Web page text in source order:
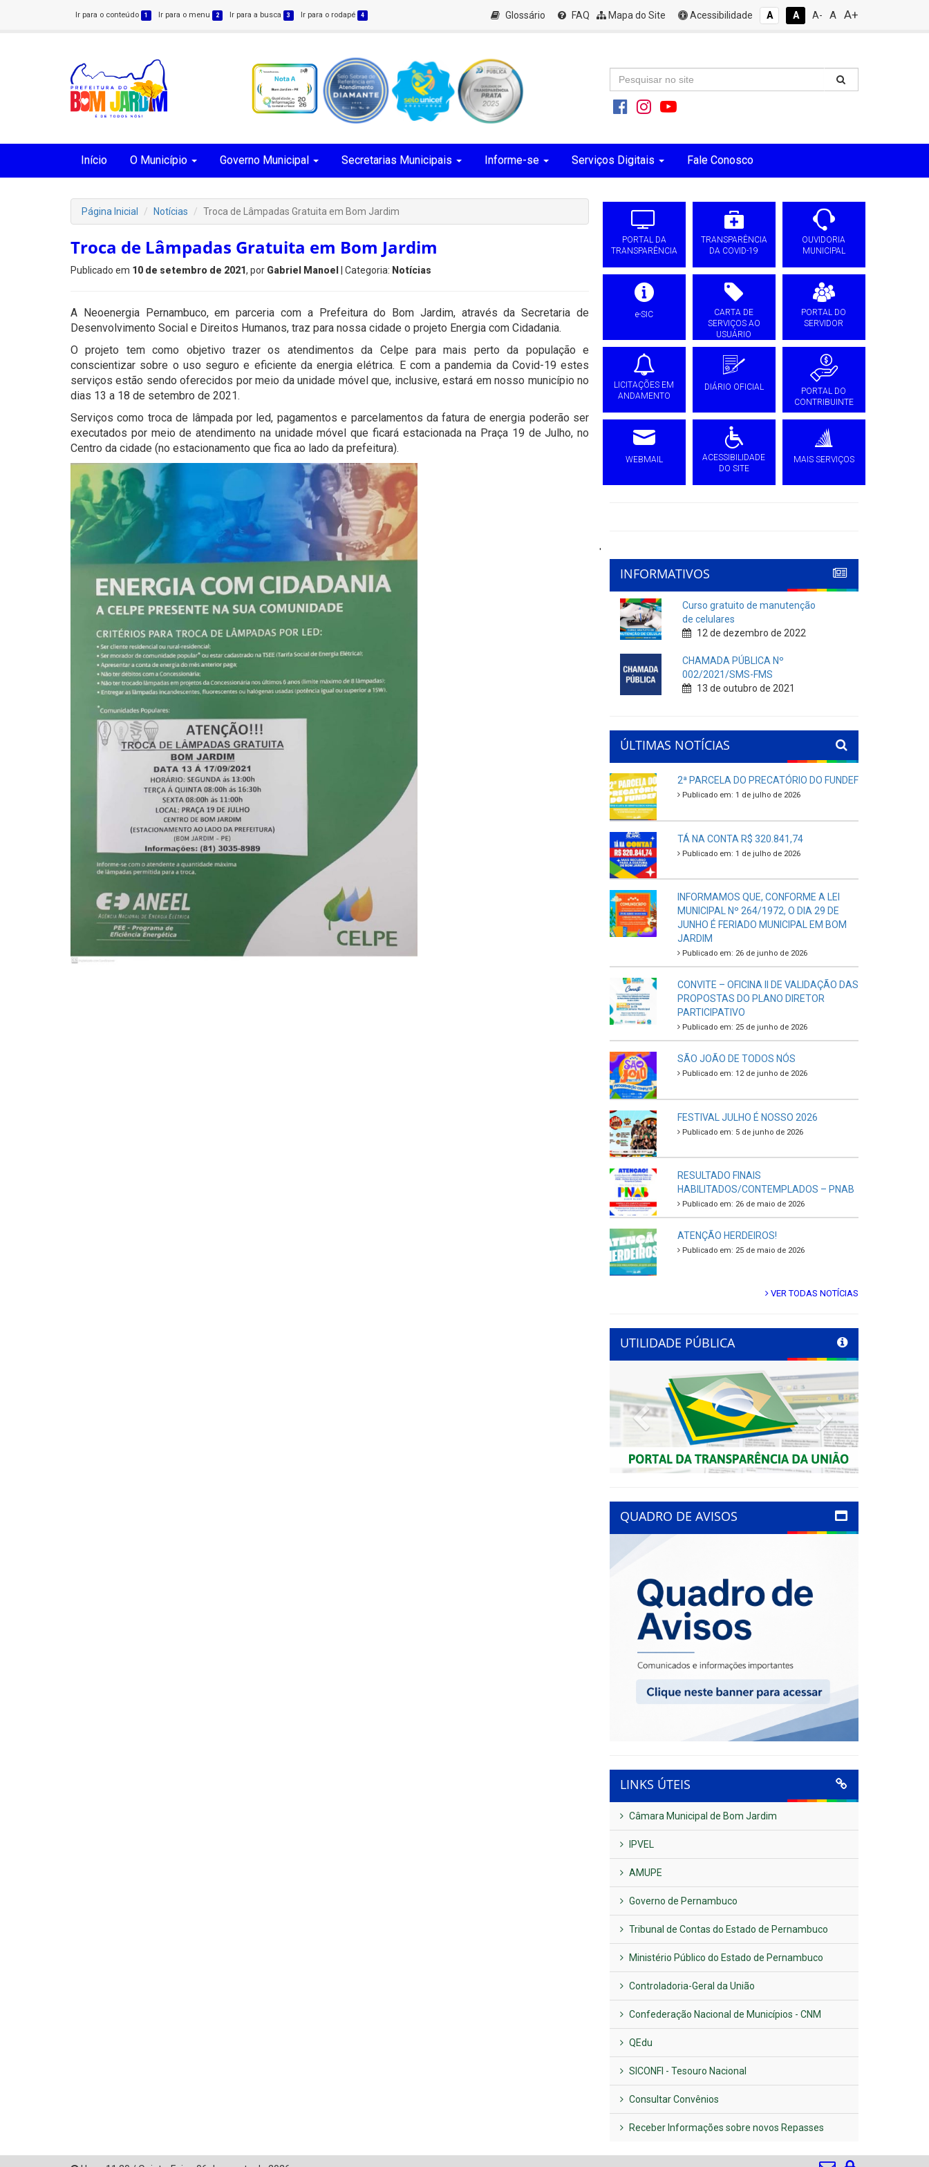
Ir para o conteúdo 1 Ir para o menu 2 Ir para a busca 3 Ir para o rodapé 4 Glossário FAQ Mapa do Site Acessibilidade A A A- A A+
Início O Município Governo Municipal Secretarias Municipais Informe-se Serviços Digitais Fale Conosco
Página Inicial Notícias Troca de Lâmpadas Gratuita em Bom Jardim
Troca de Lâmpadas Gratuita em Bom Jardim
Publicado em 10 de setembro de 2021, por Gabriel Manoel | Categoria: Notícias
A Neoenergia Pernambuco, em parceria com a Prefeitura do Bom Jardim, através da Secretaria de
Desenvolvimento Social e Direitos Humanos, traz para nossa cidade o projeto Energia com Cidadania.
O projeto tem como objetivo trazer os atendimentos da Celpe para mais perto da população e
conscientizar sobre o uso seguro e eficiente da energia elétrica. E com a pandemia da Covid-19 estes
serviços estão sendo oferecidos por meio da unidade móvel que, inclusive, estará em nosso município no
dias 13 a 18 de setembro de 2021.
Serviços como troca de lâmpada por led, pagamentos e parcelamentos da fatura de energia poderão ser
executados por meio de atendimento na unidade móvel que ficará estacionada na Praça 19 de Julho, no
Centro da cidade (no estacionamento que fica ao lado da prefeitura).
PORTAL DA
TRANSPARÊNCIA
TRANSPARÊNCIA
DA COVID-19
OUVIDORIA
MUNICIPAL
e-SIC
CARTA DE
SERVIÇOS AO
USUÁRIO
PORTAL DO
SERVIDOR
LICITAÇÕES EM
ANDAMENTO
DIÁRIO OFICIAL
PORTAL DO
CONTRIBUINTE
WEBMAIL
ACESSIBILIDADE
DO SITE
MAIS SERVIÇOS
'
INFORMATIVOS
Curso gratuito de manutenção
de celulares
12 de dezembro de 2022
CHAMADA PÚBLICA Nº
002/2021/SMS-FMS
13 de outubro de 2021
ÚLTIMAS NOTÍCIAS
2ª PARCELA DO PRECATÓRIO DO FUNDEF
Publicado em: 1 de julho de 2026
TÁ NA CONTA R$ 320.841,74
Publicado em: 1 de julho de 2026
INFORMAMOS QUE, CONFORME A LEI
MUNICIPAL Nº 264/1972, O DIA 29 DE
JUNHO É FERIADO MUNICIPAL EM BOM
JARDIM
Publicado em: 26 de junho de 2026
CONVITE – OFICINA II DE VALIDAÇÃO DAS
PROPOSTAS DO PLANO DIRETOR
PARTICIPATIVO
Publicado em: 25 de junho de 2026
SÃO JOÃO DE TODOS NÓS
Publicado em: 12 de junho de 2026
FESTIVAL JULHO É NOSSO 2026
Publicado em: 5 de junho de 2026
RESULTADO FINAIS
HABILITADOS/CONTEMPLADOS – PNAB
Publicado em: 26 de maio de 2026
ATENÇÃO HERDEIROS!
Publicado em: 25 de maio de 2026
VER TODAS NOTÍCIAS
UTILIDADE PÚBLICA
Previous Next
QUADRO DE AVISOS
LINKS ÚTEIS
Câmara Municipal de Bom Jardim
IPVEL
AMUPE
Governo de Pernambuco
Tribunal de Contas do Estado de Pernambuco
Ministério Público do Estado de Pernambuco
Controladoria-Geral da União
Confederação Nacional de Municípios - CNM
QEdu
SICONFI - Tesouro Nacional
Consultar Convênios
Receber Informações sobre novos Repasses